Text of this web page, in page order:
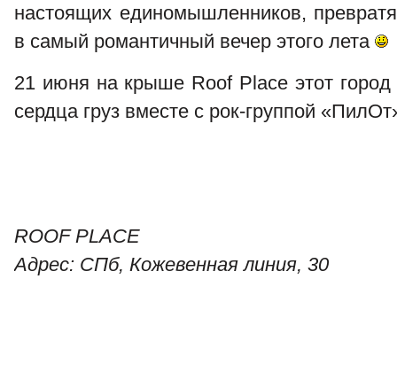
настоящих единомышленников,
в самый романтичный вечер этого лета
21 июня на крыше Roof Place этот город
сердца груз вместе с рок-группой
ROOF PLACE
Адрес: СПб, Кожевенная линия, 30